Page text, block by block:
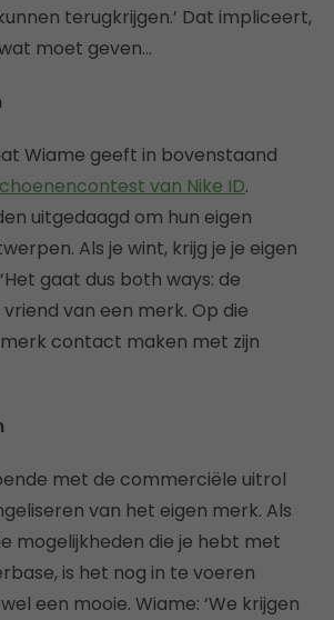
terugkrijgen.’ Dat impliceert,
moet geven…
Wiame geeft in bovenstaand
van Nike ID.
uitgedaagd om hun eigen
Als je wint, krijg je je eigen
gaat dus both ways: de
van een merk. Op die
contact maken met zijn
met de commerciële uitrol
van het eigen merk. Als
mogelijkheden die je hebt met
is het nog in te voeren
een mooie. Wiame: ‘We krijgen